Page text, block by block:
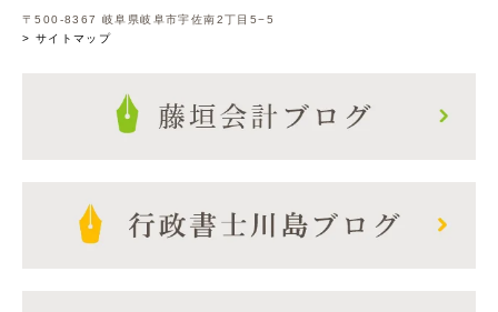
〒500-8367 岐阜県岐阜市宇佐南2丁目5−5
> サイトマップ